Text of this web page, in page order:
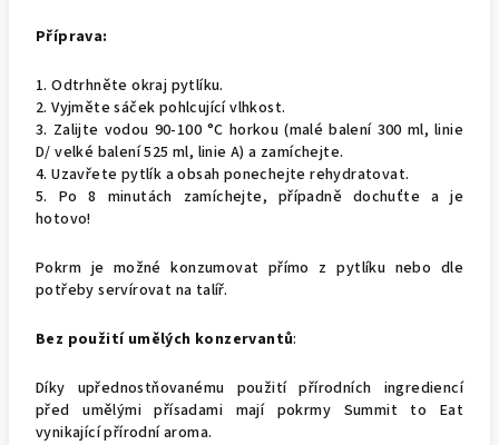
Příprava:
1. Odtrhněte okraj pytlíku.
2. Vyjměte sáček pohlcující vlhkost.
3. Zalijte vodou 90-100 °C horkou (malé balení 300 ml, linie
D/ velké balení 525 ml, linie A) a zamíchejte.
4. Uzavřete pytlík a obsah ponechejte rehydratovat.
5. Po 8 minutách zamíchejte, případně dochuťte a je
hotovo!
Pokrm je možné konzumovat přímo z pytlíku nebo dle
potřeby servírovat na talíř.
Bez použití umělých konzervantů:
Díky upřednostňovanému použití přírodních ingrediencí
před umělými přísadami mají pokrmy Summit to Eat
vynikající přírodní aroma.